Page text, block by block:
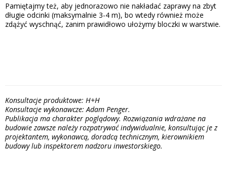
Pamiętajmy też, aby jednorazowo nie nakładać zaprawy na zbyt
długie odcinki (maksymalnie 3-4 m), bo wtedy również może
zdążyć wyschnąć, zanim prawidłowo ułożymy bloczki w warstwie.
Konsultacje produktowe: H+H
Konsultacje wykonawcze: Adam Penger.
Publikacja ma charakter poglądowy. Rozwiązania wdrażane na
budowie zawsze należy rozpatrywać indywidualnie, konsultując je z
projektantem, wykonawcą, doradcą technicznym, kierownikiem
budowy lub inspektorem nadzoru inwestorskiego.